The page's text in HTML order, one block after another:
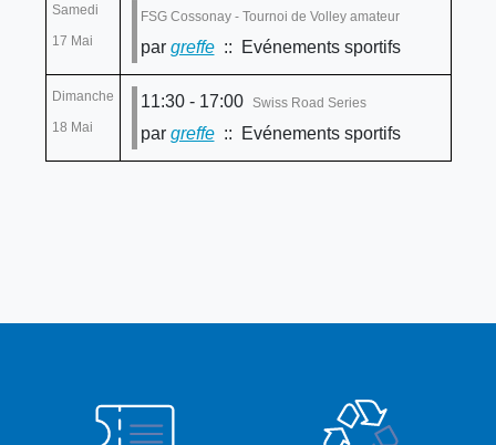
Samedi
17 Mai
FSG Cossonay - Tournoi de Volley amateur
par greffe:: Evénements sportifs
Dimanche
18 Mai
11:30 - 17:00 Swiss Road Series
par greffe:: Evénements sportifs